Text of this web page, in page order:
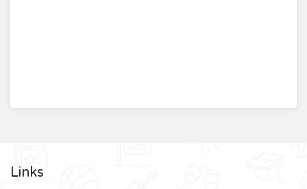
Links